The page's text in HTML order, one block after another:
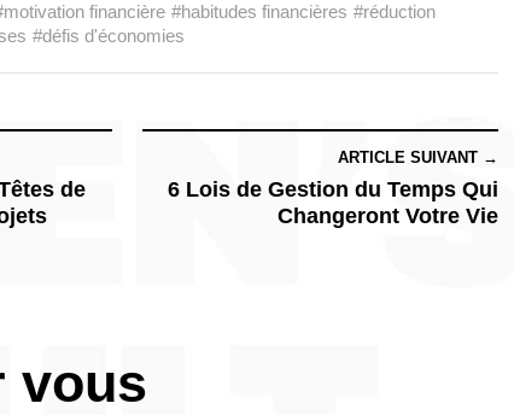
financière #habitudes financières #réduction
#défis d'économies
de
ARTICLE SUIVANT →
6 Lois de Gestion du Temps Qui
Changeront Votre Vie
vous